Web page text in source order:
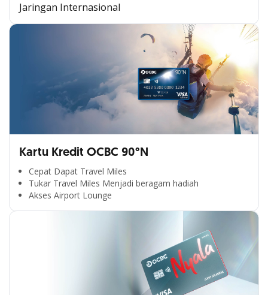
Jaringan Internasional
Kartu Kredit OCBC 90°N
Cepat Dapat Travel Miles
Tukar Travel Miles Menjadi beragam hadiah
Akses Airport Lounge